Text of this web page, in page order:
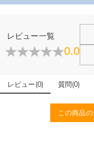
以内に返品＆交換できます
詳細はこちら
レビュー一覧
0.0
レビュー(0) 質問(0)
この商品